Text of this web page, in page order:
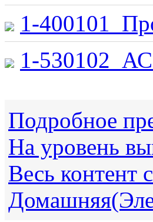
1-
1-
Подробное
На уровень
Весь контент